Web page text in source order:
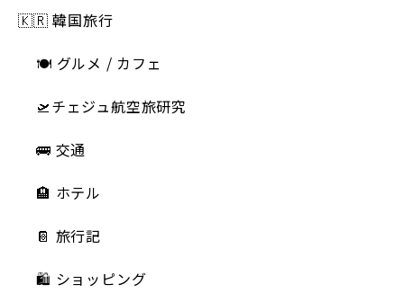
🇰🇷 韓国旅行
🍽 グルメ / カフェ
🛫チェジュ航空旅研究
🚌 交通
🏨 ホテル
📔 旅行記
🛍️ ショッピング